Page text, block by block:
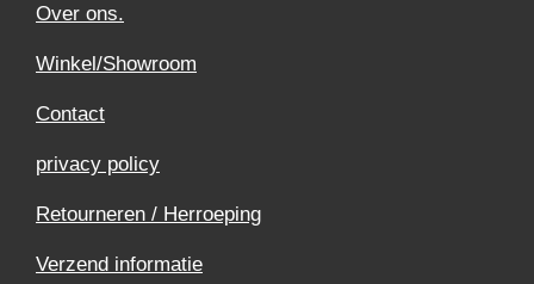
Over ons.
Winkel/Showroom
Contact
privacy policy
Retourneren / Herroeping
Verzend informatie